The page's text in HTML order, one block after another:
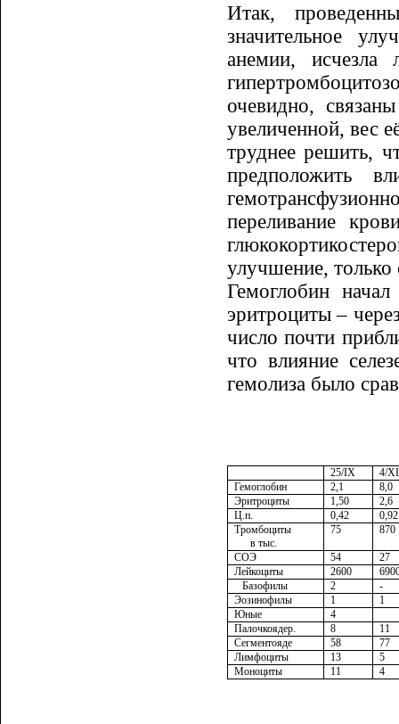
Итак,
значительное
анемии, исчезла
очевидно,
увели­ченной, вес
труднее решить,
предположить
переливание
улучшение,
Гемоглобин
эритроциты –
число почти
что влияние
гемолиза было
25/IX 4/
Гемоглобин
2,1
8,0
Эритроциты
1,50
2,6
Ц.п.
0,42
0,92
Тромбоциты
в тыс.
75 870
СОЭ 54
27
Лейкоциты
2600
Базофилы
2
-
Эозинофилы
1
1
Юные
4
Палочкоядер.
8
11
Сегментояде
58
77
Лимфоциты
13
5
Моноциты
11 4